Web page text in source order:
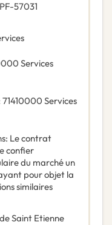
57031
Services
71410000 Services
: Le contrat
confier
du marché un
pour objet la
similaires
Saint Etienne